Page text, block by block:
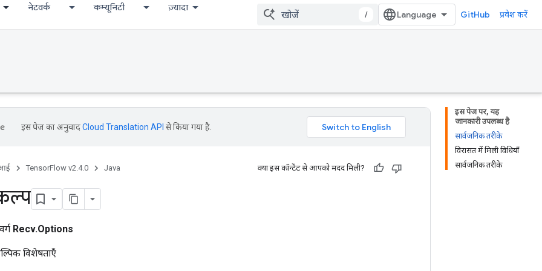
नेटवर्क कम्यूनिटी ज़्यादा
/ GitHub प्रवेश करें
इस पेज पर, यह
जानकारी उपलब्ध है
सार्वजनिक तरीके
विरासत में मिली विधियाँ
सार्वजनिक तरीके
इस पेज का अनुवादCloud Translation API से किया गया है.
TensorFlow v2.4.0 Java क्या इस कॉन्टेंट से आपको मदद मिली?
Recv.Options
विशेषताएँ